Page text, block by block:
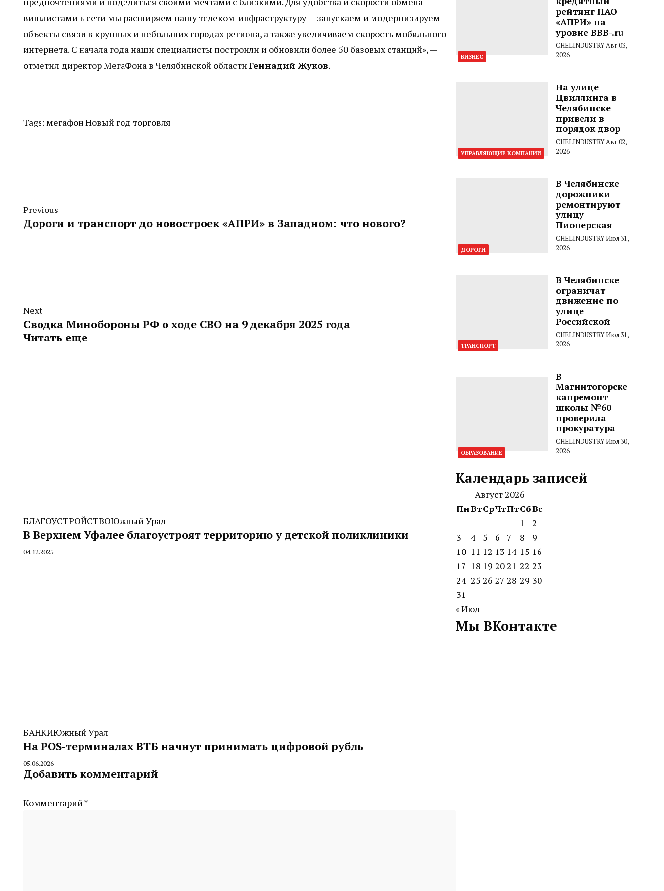
вишлистами в сети мы расширяем нашу телеком-инфраструктуру — запускаем и модернизируем
объекты связи в крупных и небольших городах региона, а также увеличиваем скорость мобильного
интернета. С начала года наши специалисты построили и обновили более 50 базовых станций», —
отметил директор МегаФона в Челябинской области Геннадий Жуков.
Tags: мегафон Новый год торговля
Previous
Дороги и транспорт до новостроек «АПРИ» в Западном: что нового?
Next
Сводка Минобороны РФ о ходе СВО на 9 декабря 2025 года
Читать еще
БЛАГОУСТРОЙСТВОЮжный Урал
В Верхнем Уфалее благоустроят территорию у детской поликлиники
By
04.12.2025
БАНКИЮжный Урал
На POS-терминалах ВТБ начнут принимать цифровой рубль
By
CHELINDUSTRY
05.06.2026
Добавить комментарий
Комментарий *
БИЗНЕС
рейтинг ПАО
«АПРИ» на
уровне BBB-.ru
CHELINDUSTRYАвг 03,
2026
УПРАВЛЯЮЩИЕ КОМПАНИИ
На улице
Цвиллинга в
Челябинске
привели в
порядок двор
CHELINDUSTRYАвг 02,
2026
ДОРОГИ
В Челябинске
дорожники
ремонтируют
улицу
Пионерская
CHELINDUSTRYИюл 31,
2026
ТРАНСПОРТ
В Челябинске
ограничат
движение по
улице
Российской
CHELINDUSTRYИюл 31,
2026
ОБРАЗОВАНИЕ
В
Магнитогорске
капремонт
школы №60
проверила
прокуратура
CHELINDUSTRYИюл 30,
2026
Календарь записей
Август 2026
ПнВтСрЧтПтСбВс
1
2
3
4 5 6 7 8
9
10 11 12 13 14 15 16
17 18 19 2021 22 23
24 25 26 27 28 29 30
31
« Июл
Мы ВКонтакте